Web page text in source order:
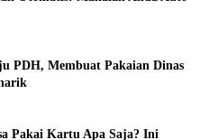
PDH, Membuat Pakaian Dinas
Pakai Kartu Apa Saja? Ini